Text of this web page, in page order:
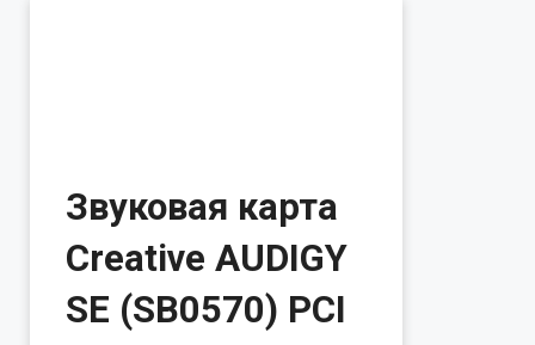
Звуковая карта
Creative AUDIGY
SE (SB0570) PCI